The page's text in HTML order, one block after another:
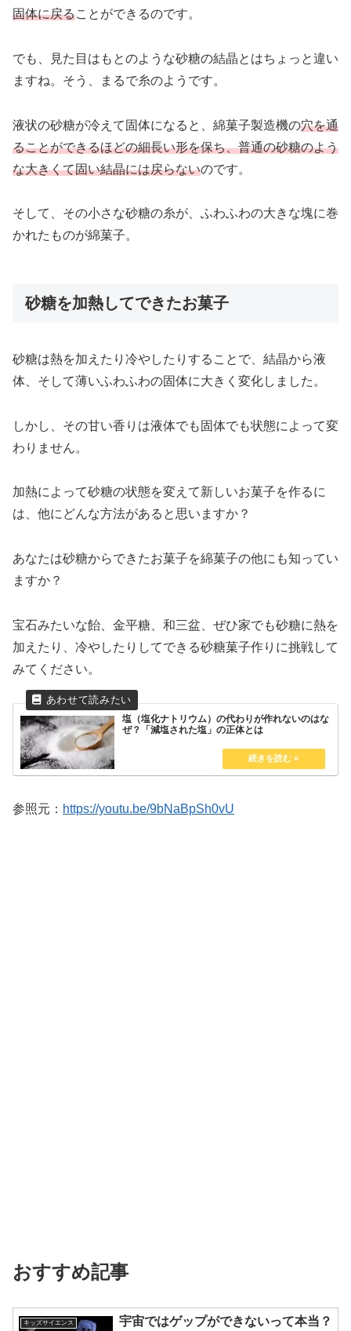
固体に戻ることができるのです。
でも、見た目はもとのような砂糖の結晶とはちょっと違い
ますね。そう、まるで糸のようです。
液状の砂糖が冷えて固体になると、綿菓子製造機の穴を通
ることができるほどの細長い形を保ち、普通の砂糖のよう
な大きくて固い結晶には戻らないのです。
そして、その小さな砂糖の糸が、ふわふわの大きな塊に巻
かれたものが綿菓子。
砂糖を加熱してできたお菓子
砂糖は熱を加えたり冷やしたりすることで、結晶から液
体、そして薄いふわふわの固体に大きく変化しました。
しかし、その甘い香りは液体でも固体でも状態によって変
わりません。
加熱によって砂糖の状態を変えて新しいお菓子を作るに
は、他にどんな方法があると思いますか？
あなたは砂糖からできたお菓子を綿菓子の他にも知ってい
ますか？
宝石みたいな飴、金平糖、和三盆、ぜひ家でも砂糖に熱を
加えたり、冷やしたりしてできる砂糖菓子作りに挑戦して
みてください。
塩（塩化ナトリウム）の代わりが作れないのはな
ぜ？「減塩された塩」の正体とは
参照元： https://youtu.be/9bNaBpSh0vU
おすすめ記事
キッズサイエンス 宇宙ではゲップができないって本当？